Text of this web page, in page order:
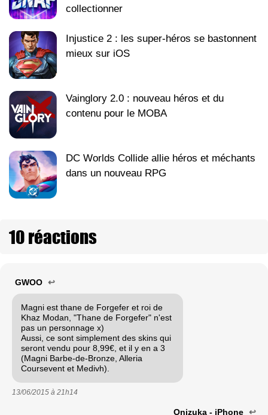
collectionner
Injustice 2 : les super-héros se bastonnent
mieux sur iOS
Vainglory 2.0 : nouveau héros et du
contenu pour le MOBA
DC Worlds Collide allie héros et méchants
dans un nouveau RPG
10 réactions
GWOO ↩
Magni est thane de Forgefer et roi de
Khaz Modan, "Thane de Forgefer" n'est
pas un personnage x)
Aussi, ce sont simplement des skins qui
seront vendu pour 8,99€, et il y en a 3
(Magni Barbe-de-Bronze, Alleria
Coursevent et Medivh).
13/06/2015 à 21h14
Onizuka - iPhone ↩